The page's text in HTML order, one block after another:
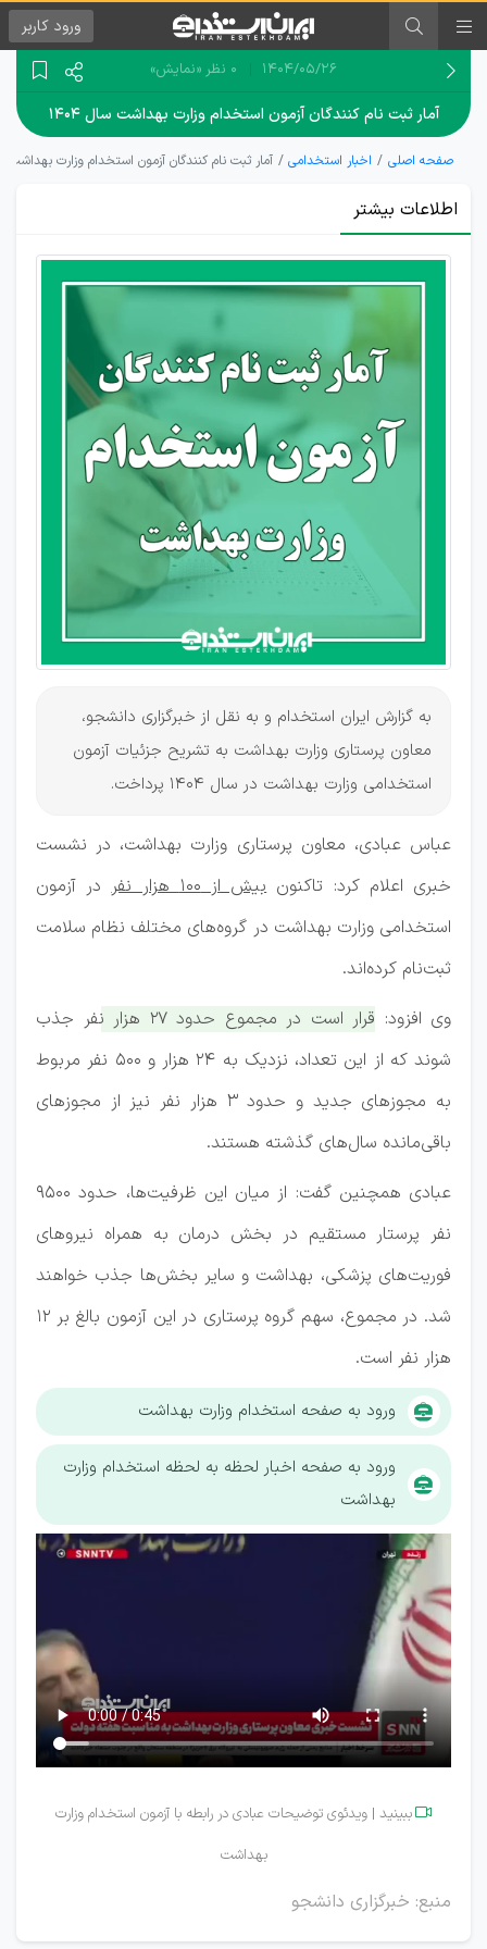
ورود کاربر
۱۴۰۴/۰۵/۲۶ 0 نظر «نمایش»
آمار ثبت نام کنندگان آزمون استخدام وزارت بهداشت سال ۱۴۰۴
صفحه اصلی اخبار استخدامی آمار ثبت نام کنندگان آزمون استخدام وزارت بهداشت سال
اطلاعات بیشتر
ثبت‌نام
بیش از
۱۰۰ هزار
نفر در
آزمون
استخدامی
وزارت
به گزارش ایران استخدام و به نقل از خبرگزاری دانشجو،
معاون پرستاری وزارت بهداشت به تشریح جزئیات آزمون
استخدامی وزارت بهداشت در سال 1404 پرداخت.
عباس عبادی، معاون پرستاری وزارت بهداشت، در نشست
خبری اعلام کرد: تاکنونبیش از ۱۰۰ هزار نفر
در آزمون
استخدامی وزارت بهداشت در گروه‌های مختلف نظام سلامت
ثبت‌نام کرده‌اند.
وی افزود:
قرار است در مجموع حدود ۲۷ هزار نفر جذب
شوند که از این تعداد، نزدیک به ۲۴ هزار و ۵۰۰ نفر مربوط
به مجوزهای جدید و حدود ۳ هزار نفر نیز از مجوزهای
باقی‌مانده سال‌های گذشته هستند.
عبادی همچنین گفت: از میان این ظرفیت‌ها، حدود ۹۵۰۰
نفر پرستار مستقیم در بخش درمان به همراه نیروهای
فوریت‌های پزشکی، بهداشت و سایر بخش‌ها جذب خواهند
شد. در مجموع، سهم گروه پرستاری در این آزمون بالغ بر ۱۲
هزار نفر است.
ورود به صفحه استخدام وزارت بهداشت
ورود به صفحه اخبار لحظه به لحظه استخدام وزارت
بهداشت
 ببینید | ویدئوی توضیحات عبادی در رابطه با آزمون استخدام وزارت
بهداشت
منبع: خبرگزاری دانشجو